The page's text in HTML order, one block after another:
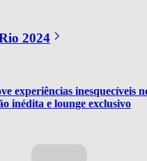
2024
experiências inesquecíveis
inédita e lounge exclusivo